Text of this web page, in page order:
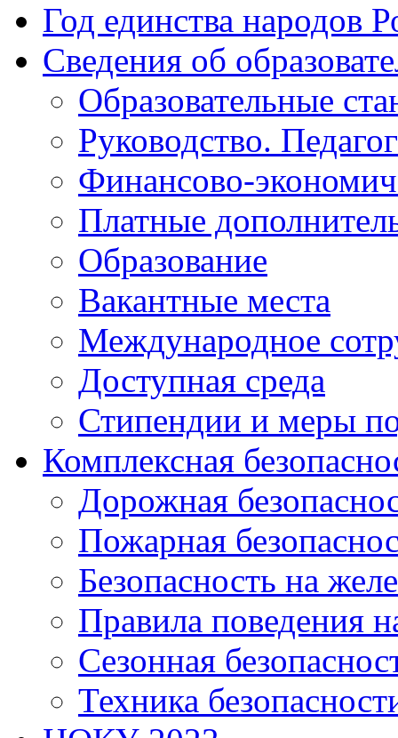
Год единства народов
Сведения об
Образовательные
Руководство.
Финансово-
Платные
Образование
Вакантные места
Международное
Доступная среда
Стипендии и меры
Комплексная
Дорожная
Пожарная
Безопасность на
Правила поведения
Сезонная
Техника